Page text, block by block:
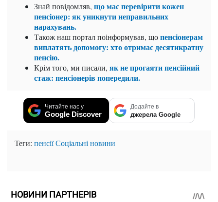
Знай повідомляв, що має перевірити кожен
пенсіонер: як уникнути неправильних
нарахувань.
Також наш портал поінформував, щопенсіонерам
виплатять допомогу: хто отримає десятикратну
пенсію.
Крім того, ми писали, як не прогаяти пенсійний
стаж: пенсіонерів попередили.
Читайте нас у
Google Discover
Додайте в
джерела Google
Теги: пенсіїСоціальні новини
НОВИНИ ПАРТНЕРІВ